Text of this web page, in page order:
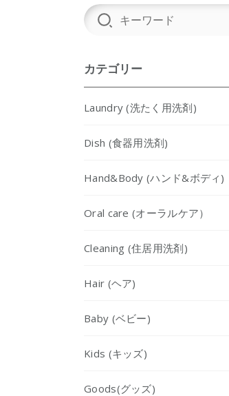
カテゴリー
Laundry (洗たく用洗剤)
Dish (食器用洗剤)
Hand&Body (ハンド&ボディ)
Oral care (オーラルケア）
Cleaning (住居用洗剤)
Hair (ヘア)
Baby (ベビー)
Kids (キッズ)
Goods(グッズ)